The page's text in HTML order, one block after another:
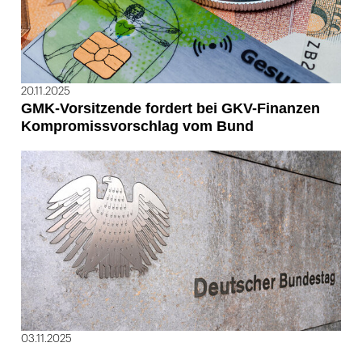
20.11.2025
GMK-Vorsitzende fordert bei GKV-Finanzen
Kompromissvorschlag vom Bund
03.11.2025